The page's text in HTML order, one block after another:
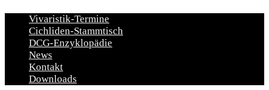
Vivaristik-Termine
Cichliden-Stammtisch
DCG-Enzyklopädie
News
Kontakt
Downloads